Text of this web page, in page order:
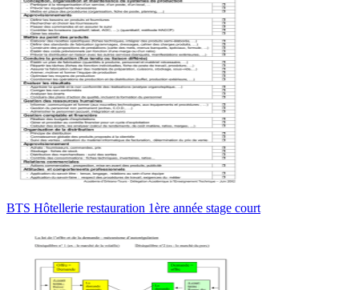
BTS Hôtellerie restauration 1ère année stage court